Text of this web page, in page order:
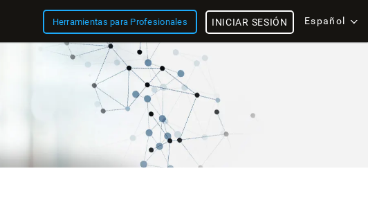
Herramientas para Profesionales Español
INICIAR SESIÓN